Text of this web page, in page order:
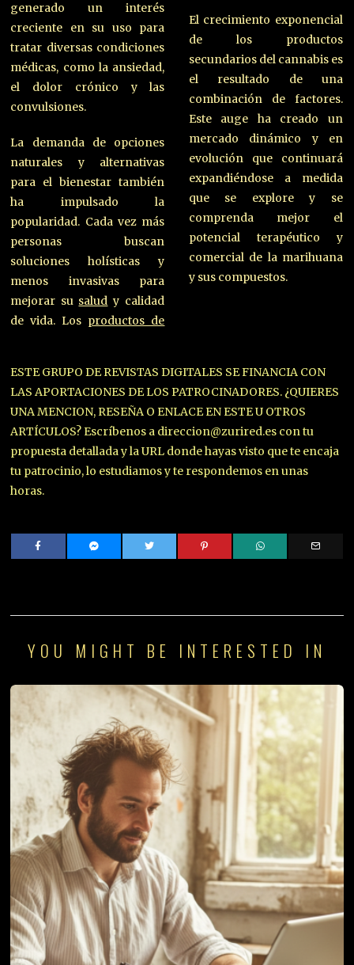
generado un interés
creciente en su uso para
tratar diversas condiciones
médicas, como la ansiedad,
el dolor crónico y las
convulsiones.
La demanda de opciones
naturales y alternativas
para el bienestar también
ha impulsado la
popularidad. Cada vez más
personas buscan
soluciones holísticas y
menos invasivas para
mejorar su salud y calidad
de vida. Los productos de
El crecimiento exponencial
de los productos
secundarios del cannabis es
el resultado de una
combinación de factores.
Este auge ha creado un
mercado dinámico y en
evolución que continuará
expandiéndose a medida
que se explore y se
comprenda mejor el
potencial terapéutico y
comercial de la marihuana
y sus compuestos.
ESTE GRUPO DE REVISTAS DIGITALES SE FINANCIA CON
LAS APORTACIONES DE LOS PATROCINADORES. ¿QUIERES
UNA MENCION, RESEÑA O ENLACE EN ESTE U OTROS
ARTÍCULOS? Escríbenos a direccion@zurired.es con tu
propuesta detallada y la URL donde hayas visto que te encaja
tu patrocinio, lo estudiamos y te respondemos en unas
horas.
YOU MIGHT BE INTERESTED IN